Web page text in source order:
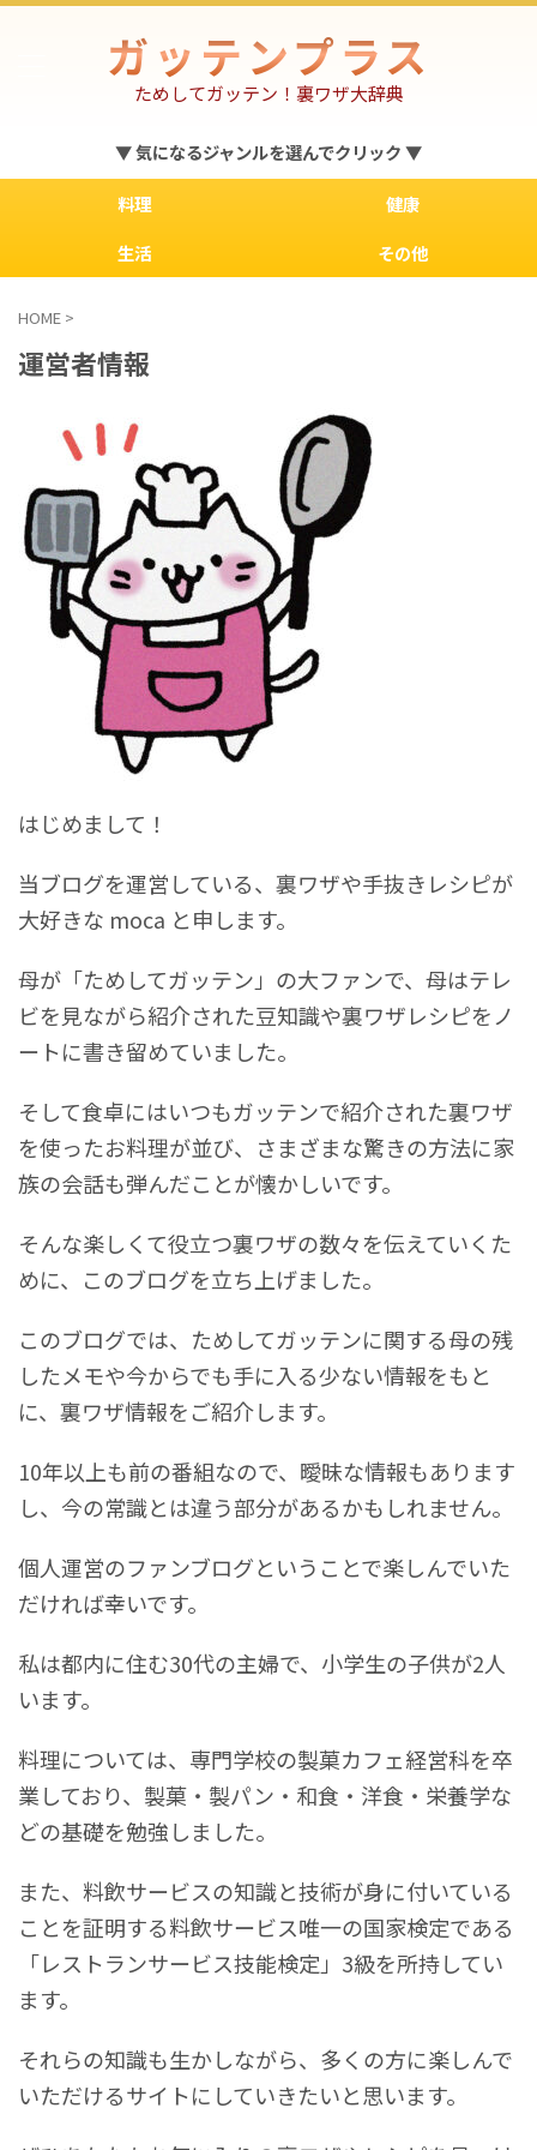
ガッテンプラス
ためしてガッテン！裏ワザ大辞典
▼ 気になるジャンルを選んでクリック ▼
料理
健康
生活
その他
HOME >
運営者情報
はじめまして！
当ブログを運営している、裏ワザや手抜きレシピが
大好きな moca と申します。
母が「ためしてガッテン」の大ファンで、母はテレ
ビを見ながら紹介された豆知識や裏ワザレシピをノ
ートに書き留めていました。
そして食卓にはいつもガッテンで紹介された裏ワザ
を使ったお料理が並び、さまざまな驚きの方法に家
族の会話も弾んだことが懐かしいです。
そんな楽しくて役立つ裏ワザの数々を伝えていくた
めに、このブログを立ち上げました。
このブログでは、ためしてガッテンに関する母の残
したメモや今からでも手に入る少ない情報をもと
に、裏ワザ情報をご紹介します。
10年以上も前の番組なので、曖昧な情報もあります
し、今の常識とは違う部分があるかもしれません。
個人運営のファンブログということで楽しんでいた
だければ幸いです。
私は都内に住む30代の主婦で、小学生の子供が2人
います。
料理については、専門学校の製菓カフェ経営科を卒
業しており、製菓・製パン・和食・洋食・栄養学な
どの基礎を勉強しました。
また、料飲サービスの知識と技術が身に付いている
ことを証明する料飲サービス唯一の国家検定である
「レストランサービス技能検定」3級を所持してい
ます。
それらの知識も生かしながら、多くの方に楽しんで
いただけるサイトにしていきたいと思います。